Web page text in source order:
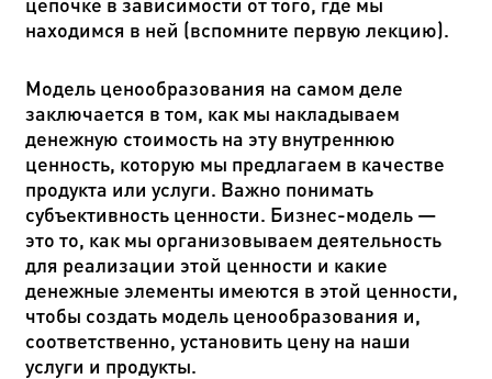
находимся в ней (вспомните первую лекцию).
Модель ценообразования на самом деле
заключается в том, как мы накладываем
денежную стоимость на эту внутреннюю
ценность, которую мы предлагаем в качестве
продукта или услуги. Важно понимать
субъективность ценности. Бизнес-модель —
это то, как мы организовываем деятельность
для реализации этой ценности и какие
денежные элементы имеются в этой ценности,
чтобы создать модель ценообразования и,
соответственно, установить цену на наши
услуги и продукты.